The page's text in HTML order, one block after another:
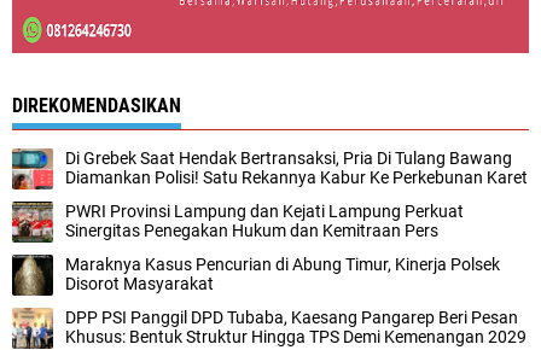
DIREKOMENDASIKAN
Di Grebek Saat Hendak Bertransaksi, Pria Di Tulang Bawang
Diamankan Polisi! Satu Rekannya Kabur Ke Perkebunan Karet
PWRI Provinsi Lampung dan Kejati Lampung Perkuat
Sinergitas Penegakan Hukum dan Kemitraan Pers
Maraknya Kasus Pencurian di Abung Timur, Kinerja Polsek
Disorot Masyarakat
DPP PSI Panggil DPD Tubaba, Kaesang Pangarep Beri Pesan
Khusus: Bentuk Struktur Hingga TPS Demi Kemenangan 2029